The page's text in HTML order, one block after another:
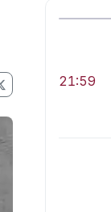
21:59